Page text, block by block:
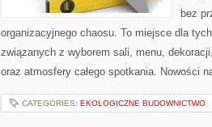
bez
organizacyjnego chaosu. To miejsce dla
związanych z wyborem sali, menu,
oraz atmosfery całego spotkania. Nowości
CATEGORIES: EKOLOGICZNE BUDOWNICTWO